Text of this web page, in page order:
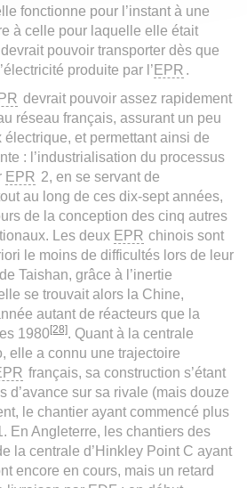
fonctionne pour l’instant à une
à celle pour laquelle elle était
pouvoir transporter dès que
produite par l’ EPR .
devrait pouvoir assez rapidement
réseau français, assurant un peu
et permettant ainsi de
: l’industrialisation du processus
EPR 2, en se servant de
au long de ces dix-sept années,
de la conception des cinq autres
Les deux EPR chinois sont
le moins de difficultés lors de leur
Taishan, grâce à l’inertie
se trouvait alors la Chine,
autant de réacteurs que la
1980[28]. Quant à la centrale
elle a connu une trajectoire
français, sa construction s’étant
d’avance sur sa rivale (mais douze
le chantier ayant commencé plus
En Angleterre, les chantiers des
la centrale d’Hinkley Point C ayant
encore en cours, mais un retard